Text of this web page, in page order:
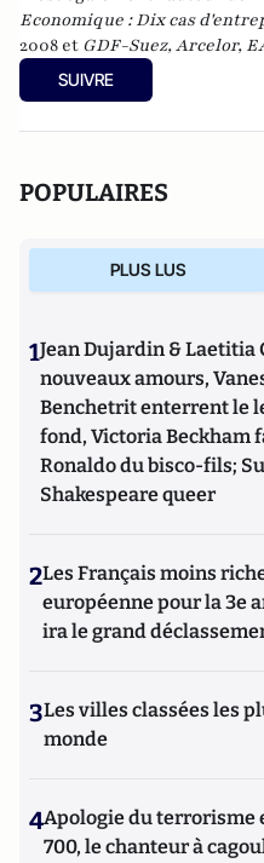
Economique : Dix cas
2008 et GDF-Suez, Arcelor,
noirs de la droite
2007, et deInvestir : une
SUIVRE
POPULAIRES
PLUS LUS
1Jean Dujardin & Laetitia
nouveaux amours,
Benchetrit enterrent le
fond, Victoria Beckham
Ronaldo du bisco-fils;
Shakespeare queer
2Les Français moins
européenne pour la 3e
ira le grand
3Les villes classées les
monde
4Apologie du terrorisme
700, le chanteur à